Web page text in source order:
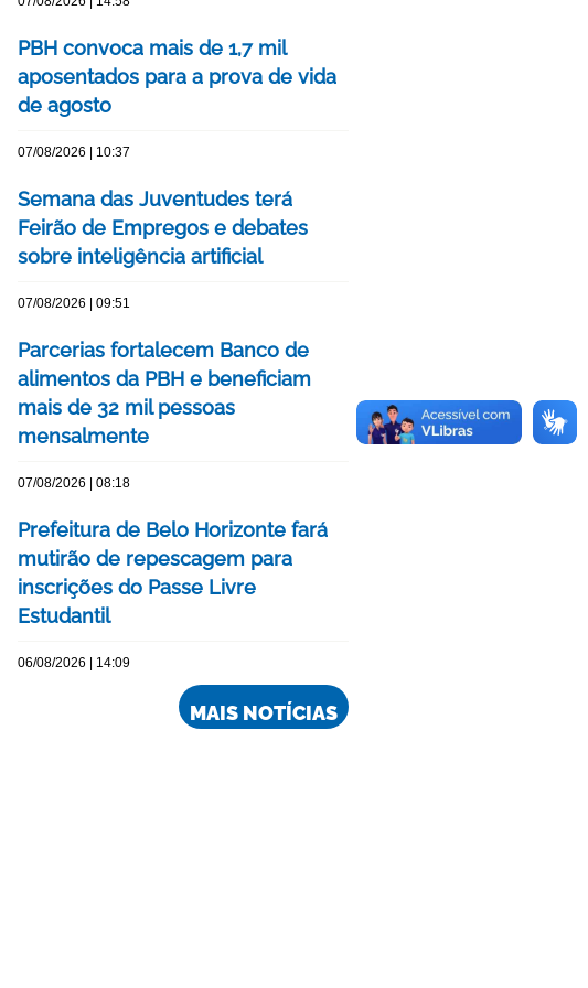
PBH convoca mais de 1,7 mil
aposentados para a prova de vida
de agosto
07/08/2026 | 10:37
Semana das Juventudes terá
Feirão de Empregos e debates
sobre inteligência artificial
07/08/2026 | 09:51
Parcerias fortalecem Banco de
alimentos da PBH e beneficiam
mais de 32 mil pessoas
mensalmente
07/08/2026 | 08:18
Prefeitura de Belo Horizonte fará
mutirão de repescagem para
inscrições do Passe Livre
Estudantil
06/08/2026 | 14:09
MAIS NOTÍCIAS